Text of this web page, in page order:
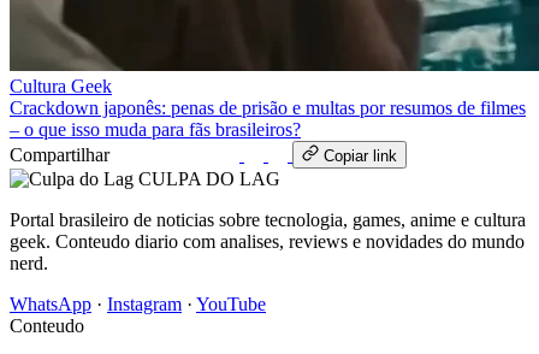
Cultura Geek
Crackdown japonês: penas de prisão e multas por resumos de filmes
– o que isso muda para fãs brasileiros?
Compartilhar
Copiar link
CULPA DO LAG
Portal brasileiro de noticias sobre tecnologia, games, anime e cultura
geek. Conteudo diario com analises, reviews e novidades do mundo
nerd.
WhatsApp · Instagram · YouTube
Conteudo